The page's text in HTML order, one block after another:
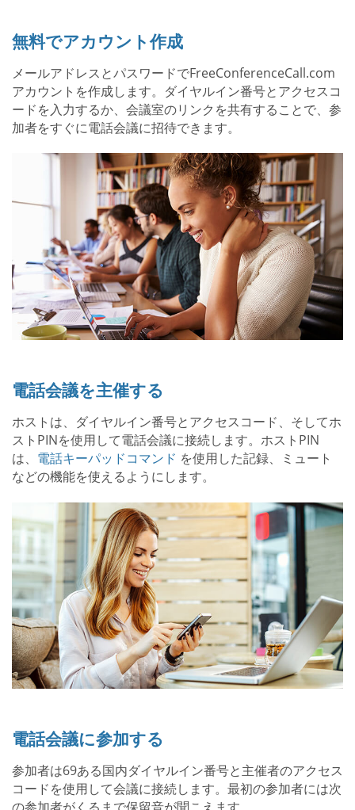
無料でアカウント作成
メールアドレスとパスワードでFreeConferenceCall.com
アカウントを作成します。ダイヤルイン番号とアクセスコ
ードを入力するか、会議室のリンクを共有することで、参
加者をすぐに電話会議に招待できます。
電話会議を主催する
ホストは、ダイヤルイン番号とアクセスコード、そしてホ
ストPINを使用して電話会議に接続します。ホストPIN
は、 電話キーパッドコマンド を使用した記録、ミュート
などの機能を使えるようにします。
電話会議に参加する
参加者は69ある国内ダイヤルイン番号と主催者のアクセス
コードを使用して会議に接続します。最初の参加者には次